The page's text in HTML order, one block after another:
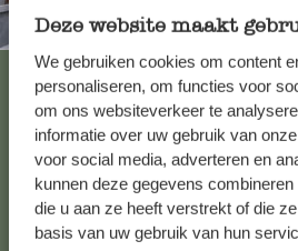
Deze website maakt
We gebruiken cookies om content
personaliseren, om functies voor
om ons websiteverkeer te
informatie over uw gebruik van
voor social media, adverteren en
kunnen deze gegevens
die u aan ze heeft verstrekt of die
basis van uw gebruik van hun
Altijd in de buurt
Bekijk alle 62 winkels
Klantenservice
Voor vragen, tips of hulp kun je